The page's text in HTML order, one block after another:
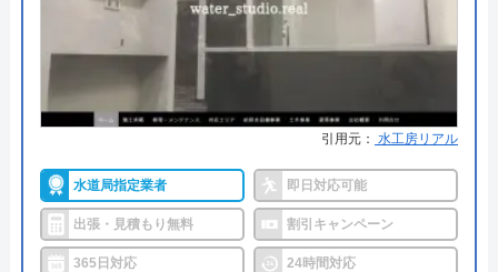
対応している水道修理業者です。
24時間年中無休で依頼を受け付けており、急なトラ
ブルにも迅速に対応してもらえるので、対象エリア
にお住いの方にはおすすめの業者です。
ご依頼時に条件を満たせば1,000円の割引を受けられ
るので、忘れずにご依頼ください。
引用元： 水工房リアル
水道局指定業者 即日対応可能
出張・見積もり無料 割引キャンペーン
365日対応 24時間対応